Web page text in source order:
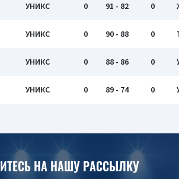
УНИКС 0 91 - 82 0
УНИКС 0 90 - 88 0
УНИКС 0 88 - 86 0
УНИКС 0 89 - 74 0
НА НАШУ РАССЫЛКУ